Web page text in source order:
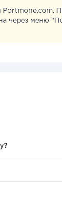
через меню